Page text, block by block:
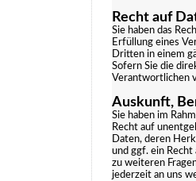
Recht auf
Sie haben das
Erfüllung eines
Dritten in einem
Sofern Sie die
Verantwortlichen
Auskunft,
Sie haben im
Recht auf
Daten, deren
und ggf. ein
zu weiteren
jederzeit an uns